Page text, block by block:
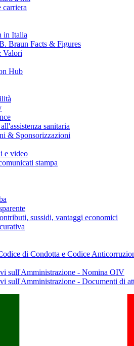
cercando. Visita il catalogo B. Braun
carriera
in Italia
Braun Facts & Figures
Valori
Hub
sanitaria
& Sponsorizzazioni
e video
stampa
sussidi, vantaggi economici
di Condotta e Codice
sull'Amministrazione - Nomina OIV
sull'Amministrazione - Documenti di